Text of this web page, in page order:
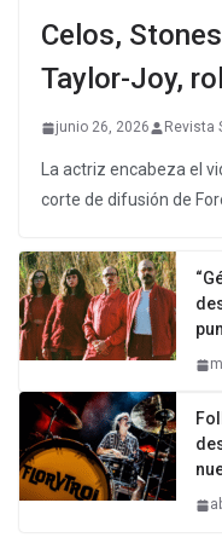
Celos,
Taylor-Joy,
junio 26, 2026 Revista
La actriz encabeza el
corte de difusión de